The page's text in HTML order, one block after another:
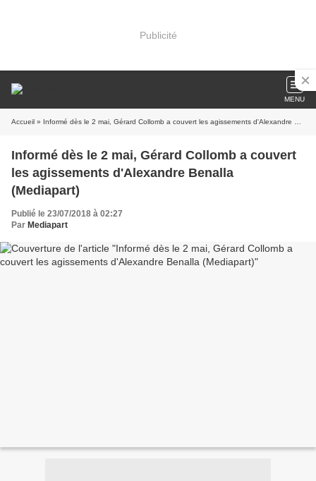
Publicité
MENU
Accueil » Informé dès le 2 mai, Gérard Collomb a couvert les agissements d'Alexandre Benalla (Mediapart)
Informé dès le 2 mai, Gérard Collomb a couvert
les agissements d'Alexandre Benalla
(Mediapart)
Publié le 23/07/2018 à 02:27
Par Mediapart